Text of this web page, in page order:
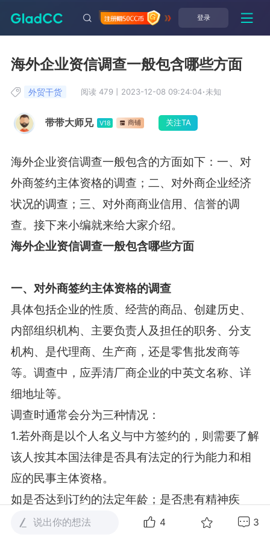
登录
海外企业资信调查一般包含哪些方面
带带大师兄 V18 商铺 关注TA
外贸干货 阅读 479 2023-12-08 09:24:04·未知
海外企业资信调查一般包含的方面如下：一、对
外商签约主体资格的调查；二、对外商企业经济
状况的调查；三、对外商商业信用、信誉的调
查。接下来小编就来给大家介绍。
海外企业资信调查一般包含哪些方面
一、对外商签约主体资格的调查
具体包括企业的性质、经营的商品、创建历史、
内部组织机构、主要负责人及担任的职务、分支
机构、是代理商、生产商，还是零售批发商等
等。调查中，应弄清厂商企业的中英文名称、详
细地址等。
调查时通常会分为三种情况：
1.若外商是以个人名义与中方签约的，则需要了解
该人按其本国法律是否具有法定的行为能力和相
应的民事主体资格。
如是否达到订约的法定年龄；是否患有精神疾
病；是否已被宣布为禁资产人等。中方可通过要
说出你的想法 4 3